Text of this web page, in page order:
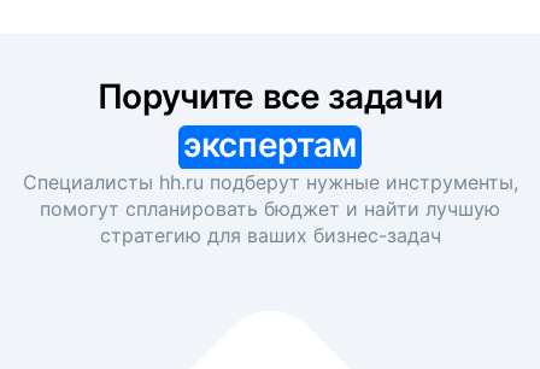
экспертам
Специалисты hh.ru подберут нужные инструменты,
помогут спланировать бюджет и найти лучшую
стратегию для ваших бизнес-задач